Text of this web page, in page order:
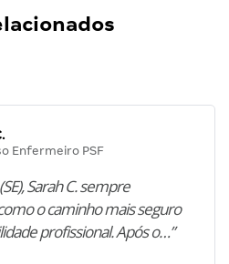
Enfermeiro PSF
Sarah C. sempre
o caminho mais seguro
profissional. Após o…”